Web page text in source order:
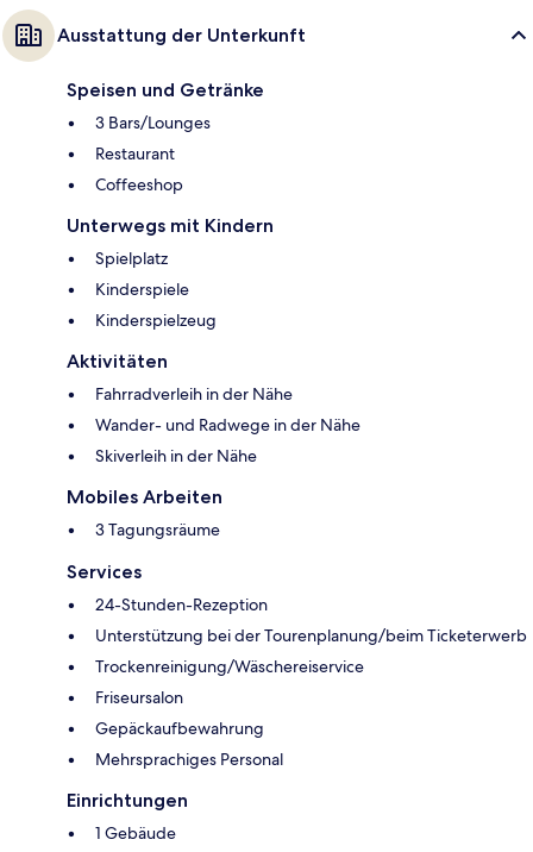
Ausstattung der Unterkunft
Speisen und Getränke
3 Bars/Lounges
Restaurant
Coffeeshop
Unterwegs mit Kindern
Spielplatz
Kinderspiele
Kinderspielzeug
Aktivitäten
Fahrradverleih in der Nähe
Wander- und Radwege in der Nähe
Skiverleih in der Nähe
Mobiles Arbeiten
3 Tagungsräume
Services
24-Stunden-Rezeption
Unterstützung bei der Tourenplanung/beim Ticketerwerb
Trockenreinigung/Wäschereiservice
Friseursalon
Gepäckaufbewahrung
Mehrsprachiges Personal
Einrichtungen
1 Gebäude